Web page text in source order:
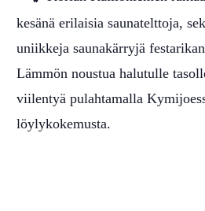
kesänä erilaisia saunatelttoja,
uniikkeja saunakärryjä
Lämmön noustua halutulle
viilentyä pulahtamalla
löylykokemusta.